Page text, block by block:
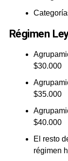
Régimen
$30.000
$35.000
$40.000
El resto
régimen